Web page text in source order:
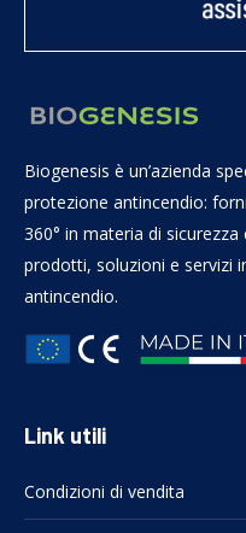
Biogenesis è un’azienda
protezione antincendio:
360° in materia di
prodotti, soluzioni e servizi
antincendio.
Link utili
Condizioni di vendita